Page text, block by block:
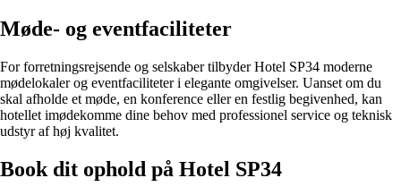
Møde- og eventfaciliteter
For forretningsrejsende og selskaber tilbyder Hotel SP34 moderne
mødelokaler og eventfaciliteter i elegante omgivelser. Uanset om du
skal afholde et møde, en konference eller en festlig begivenhed, kan
hotellet imødekomme dine behov med professionel service og teknisk
udstyr af høj kvalitet.
Book dit ophold på Hotel SP34